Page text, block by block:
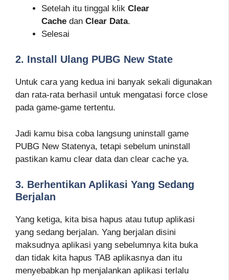
Setelah itu tinggal klik Clear
Cache dan Clear Data.
Selesai
2. Install Ulang PUBG New State
Untuk cara yang kedua ini banyak sekali digunakan
dan rata-rata berhasil untuk mengatasi force close
pada game-game tertentu.
Jadi kamu bisa coba langsung uninstall game
PUBG New Statenya, tetapi sebelum uninstall
pastikan kamu clear data dan clear cache ya.
3. Berhentikan Aplikasi Yang Sedang
Berjalan
Yang ketiga, kita bisa hapus atau tutup aplikasi
yang sedang berjalan. Yang berjalan disini
maksudnya aplikasi yang sebelumnya kita buka
dan tidak kita hapus TAB aplikasnya dan itu
menyebabkan hp menjalankan aplikasi terlalu